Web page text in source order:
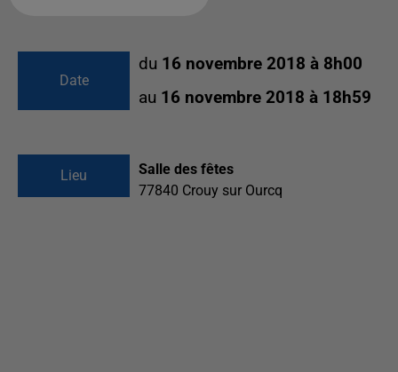
Date
du 16 novembre 2018 à 8h00
au 16 novembre 2018 à 18h59
Lieu
Salle des fêtes
77840 Crouy sur Ourcq